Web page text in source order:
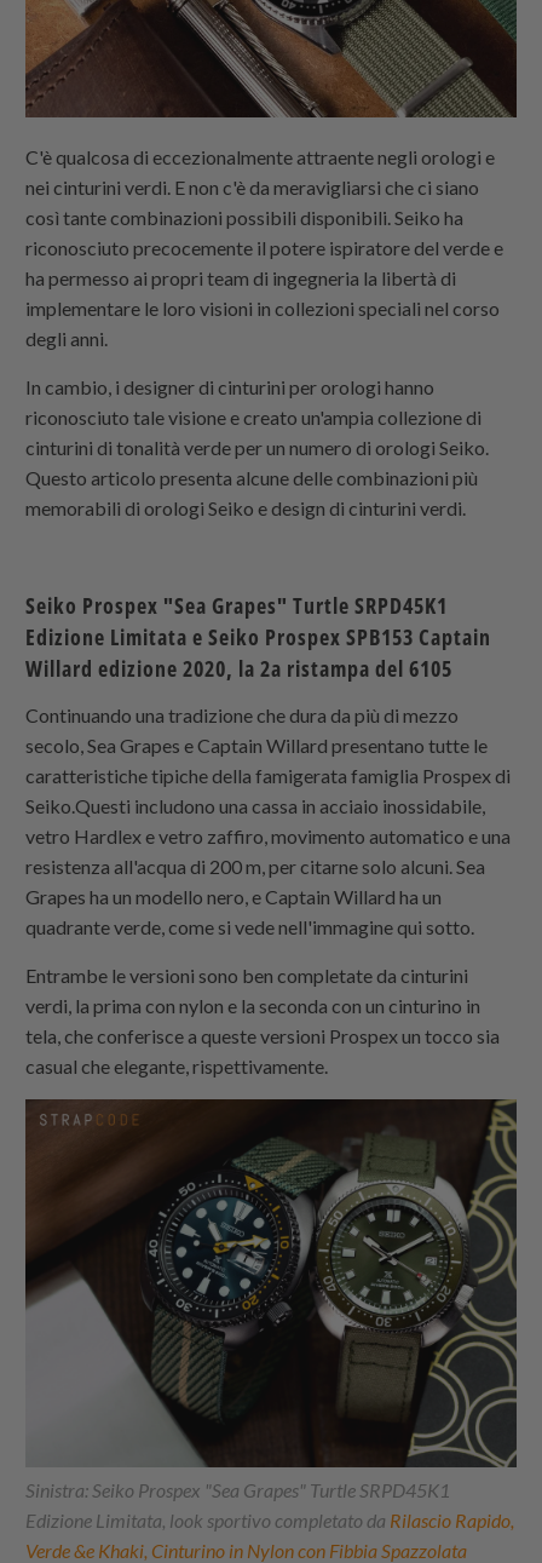
C'è qualcosa di eccezionalmente attraente negli orologi e
nei cinturini verdi. E non c'è da meravigliarsi che ci siano
così tante combinazioni possibili disponibili. Seiko ha
riconosciuto precocemente il potere ispiratore del verde e
ha permesso ai propri team di ingegneria la libertà di
implementare le loro visioni in collezioni speciali nel corso
degli anni.
In cambio, i designer di cinturini per orologi hanno
riconosciuto tale visione e creato un'ampia collezione di
cinturini di tonalità verde per un numero di orologi Seiko.
Questo articolo presenta alcune delle combinazioni più
memorabili di orologi Seiko e design di cinturini verdi.
Seiko Prospex "Sea Grapes" Turtle SRPD45K1
Edizione Limitata e Seiko Prospex SPB153 Captain
Willard edizione 2020, la 2a ristampa del 6105
Continuando una tradizione che dura da più di mezzo
secolo, Sea Grapes e Captain Willard presentano tutte le
caratteristiche tipiche della famigerata famiglia Prospex di
Seiko.Questi includono una cassa in acciaio inossidabile,
vetro Hardlex e vetro zaffiro, movimento automatico e una
resistenza all'acqua di 200 m, per citarne solo alcuni. Sea
Grapes ha un modello nero, e Captain Willard ha un
quadrante verde, come si vede nell'immagine qui sotto.
Entrambe le versioni sono ben completate da cinturini
verdi, la prima con nylon e la seconda con un cinturino in
tela, che conferisce a queste versioni Prospex un tocco sia
casual che elegante, rispettivamente.
Sinistra: Seiko Prospex "Sea Grapes" Turtle SRPD45K1
Edizione Limitata, look sportivo completato da Rilascio Rapido,
Verde &e Khaki, Cinturino in Nylon con Fibbia Spazzolata